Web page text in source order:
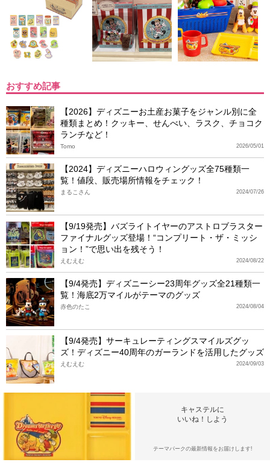
おすすめ記事
【2026】ディズニーお土産お菓子をジャンル別に全
種類まとめ！クッキー、せんべい、ラスク、チョコク
ランチなど！
2026/05/01
Tomo
【2024】ディズニーハロウィングッズ全75種類一
覧！値段、販売場所情報をチェック！
2024/07/26
まるこさん
【9/19発売】バズライトイヤーのアストロブラスター
ファイナルグッズ登場！“コンプリート・ザ・ミッシ
ョン！”で思い出を残そう！
2024/08/22
えむえむ
【9/4発売】ディズニーシー23周年グッズ全21種類一
覧！海底2万マイルがテーマのグッズ
2024/08/04
赤色のたこ
【9/4発売】サーキュレーティングスマイルズグッ
ズ！ディズニー40周年のガーランドを活用したグッズ
2024/09/03
えむえむ
キャステルに
いいね！しよう
テーマパークの最新情報をお届けします!